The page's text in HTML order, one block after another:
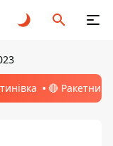
🔴 Ракетний